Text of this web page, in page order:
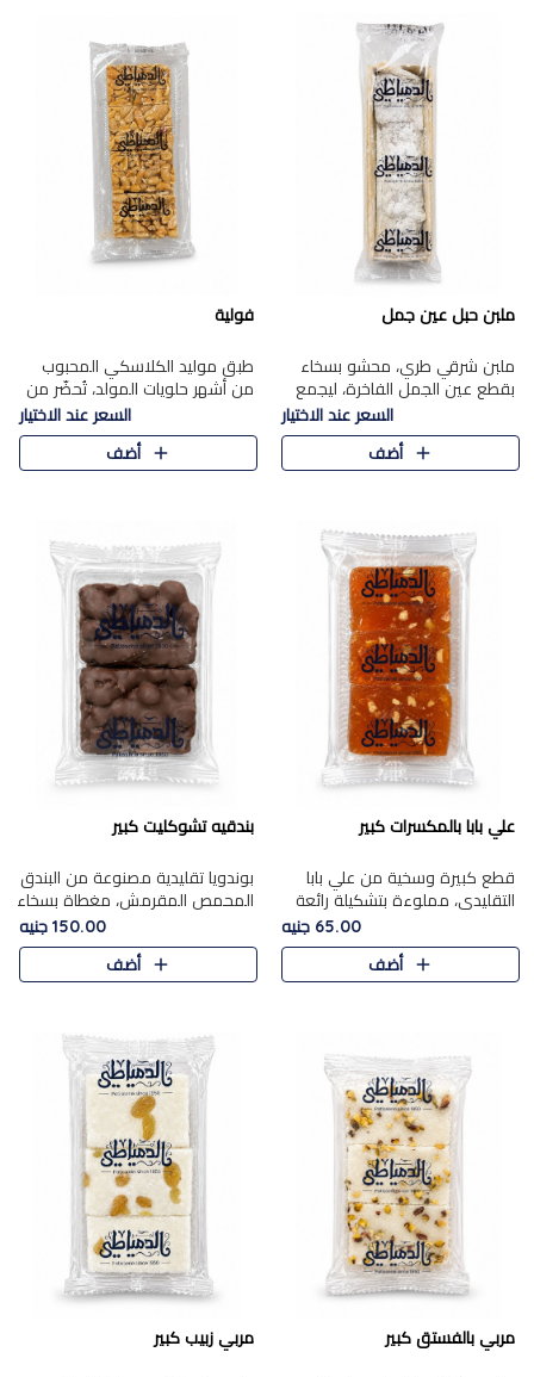
ملبن حبل عين جمل
ملبن شرقي طري، محشو بسخاء
بقطع عين الجمل الفاخرة، ليجمع
بين القوام الناعم وقرمشة الجوز
في مذاق شرقي أصيل.
السعر عند الاختيار
أضف
فولية
طبق موليد الكلاسكي المحبوب
من أشهر حلويات المولد، تُحضّر من
فول سوداني محمص بعناية
ومغلف بطبقة رقيقة من السكر
المكرمل، لتمنحك قرمشة أصيلة
السعر عند الاختيار
أضف
علي بابا بالمكسرات كبير
قطع كبيرة وسخية من علي بابا
التقليدي، مملوءة بتشكيلة رائعة
من المكسرات المحمصة المحمرة.
65.00 جنيه
أضف
بندقيه تشوكليت كبير
بوندويا تقليدية مصنوعة من البندق
المحمص المقرمش، مغطاة بسخاء
بشوكولاتة فاخرة غنية لتحقيق
التوازن المثالي بين قوام القرمشة
ونكهة الشوكولاتة ا..
150.00 جنيه
أضف
مربي بالفستق كبير مربي زبيب كبير